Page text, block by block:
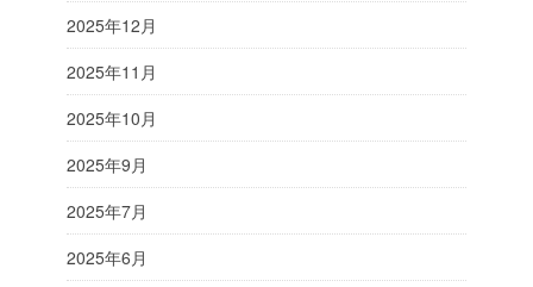
2025年12月
2025年11月
2025年10月
2025年9月
2025年7月
2025年6月